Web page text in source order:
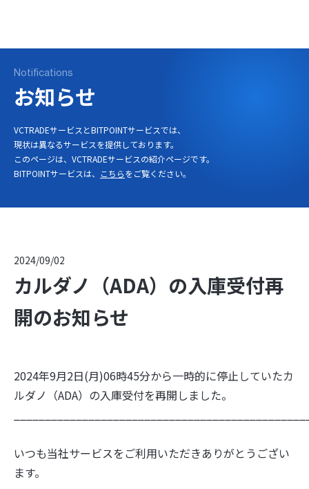
Notifications
お知らせ
VCTRADEサービスとBITPOINTサービスでは、
現状は異なるサービスを提供しております。
このページは、VCTRADEサービスの紹介ページです。
BITPOINTサービスは、
こちらをご覧ください。
2024/09/02
カルダノ（ADA）の入庫受付再
開のお知らせ
2024年9月2日(月)06時45分から一時的に停止していたカ
ルダノ（ADA）の入庫受付を再開しました。
いつも当社サービスをご利用いただきありがとうござい
ます。